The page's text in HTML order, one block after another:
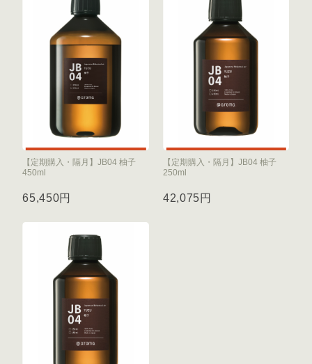
【定期購入・隔月】JB04 柚子
450ml
65,450円
【定期購入・隔月】JB04 柚子
250ml
42,075円